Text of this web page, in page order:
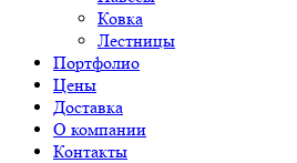
Ковка
Лестницы
Портфолио
Цены
Доставка
О компании
Контакты